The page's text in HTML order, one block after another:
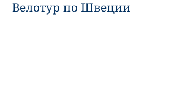
Велотур по Швеции